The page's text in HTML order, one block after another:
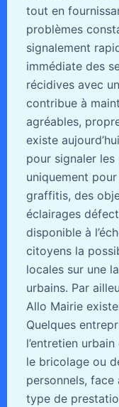
tout en
problèmes
signalement
immédiate des
récidives avec
contribue à
agréables,
existe
pour signaler les
uniquement
graffitis, des
éclairages
disponible à
citoyens la
locales sur une
urbains. Par
Allo Mairie
Quelques
l’entretien
le bricolage ou
personnels,
type de